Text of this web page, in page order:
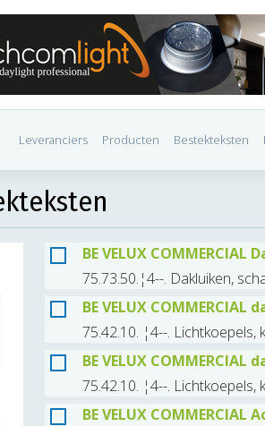
Leveranciers Producten Bestekteksten
BE VELUX COMMERCIAL
75.73.50.¦4--. Dakluiken,
BE VELUX
75.42.10. ¦4--.
BE VELUX COMMERCIAL
75.42.10. ¦4--.
BE VELUX